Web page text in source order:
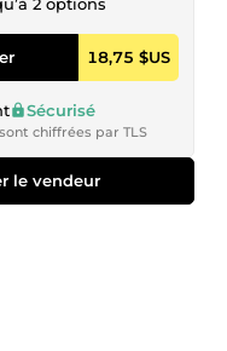
18,75 $US
Sécurisé
chiffrées par TLS
le vendeur